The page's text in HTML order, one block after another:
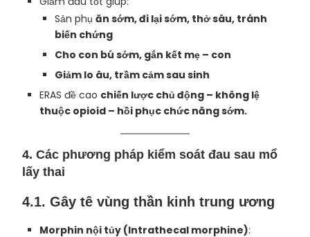
Sản phụ ăn sớm, đi lại sớm, thở sâu, tránh
biến chứng
Cho con bú sớm, gắn kết mẹ – con
Giảm lo âu, trầm cảm sau sinh
ERAS đề cao chiến lược chủ động – không lệ
thuộc opioid – hồi phục chức năng sớm.
4. Các phương pháp kiểm soát đau sau mổ
lấy thai
4.1. Gây tê vùng thần kinh trung ương
Morphin nội tủy (Intrathecal morphine):